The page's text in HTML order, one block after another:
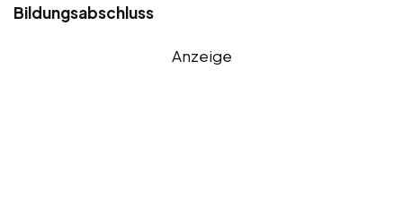
Bildungsabschluss
Anzeige